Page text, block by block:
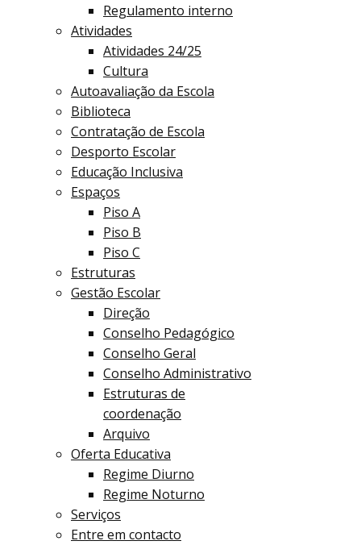
Regulamento interno
Atividades
Atividades 24/25
Cultura
Autoavaliação da Escola
Biblioteca
Contratação de Escola
Desporto Escolar
Educação Inclusiva
Espaços
Piso A
Piso B
Piso C
Estruturas
Gestão Escolar
Direção
Conselho Pedagógico
Conselho Geral
Conselho Administrativo
Estruturas de
coordenação
Arquivo
Oferta Educativa
Regime Diurno
Regime Noturno
Serviços
Entre em contacto